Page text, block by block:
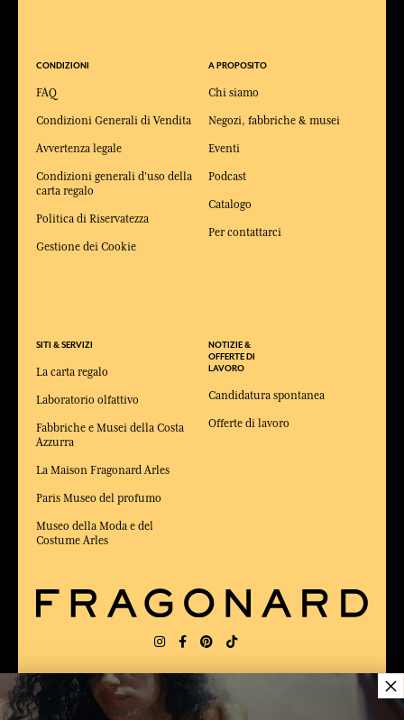
CONDIZIONI
FAQ
Condizioni Generali di Vendita
Avvertenza legale
Condizioni generali d'uso della
carta regalo
Politica di Riservatezza
Gestione dei Cookie
SITI & SERVIZI
La carta regalo
Laboratorio olfattivo
Fabbriche e Musei della Costa
Azzurra
La Maison Fragonard Arles
Paris Museo del profumo
Museo della Moda e del
Costume Arles
A PROPOSITO
Chi siamo
Negozi, fabbriche & musei
Eventi
Podcast
Catalogo
Per contattarci
NOTIZIE &
OFFERTE DI
LAVORO
Candidatura spontanea
Offerte di lavoro
CONSEGNA: FR ×